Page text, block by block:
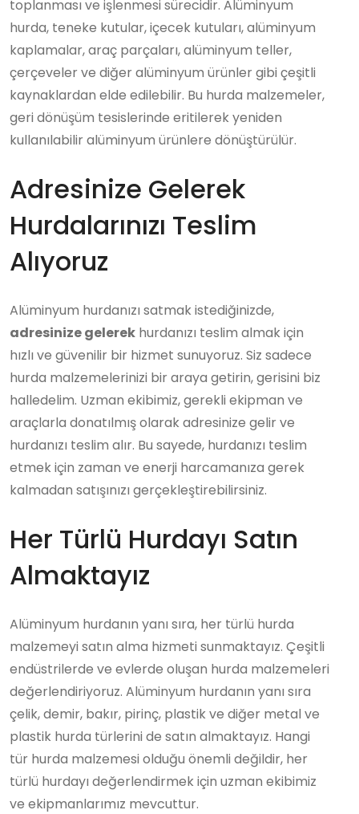
toplanması ve işlenmesi sürecidir. Alüminyum
hurda, teneke kutular, içecek kutuları, alüminyum
kaplamalar, araç parçaları, alüminyum teller,
çerçeveler ve diğer alüminyum ürünler gibi çeşitli
kaynaklardan elde edilebilir. Bu hurda malzemeler,
geri dönüşüm tesislerinde eritilerek yeniden
kullanılabilir alüminyum ürünlere dönüştürülür.
Adresinize Gelerek
Hurdalarınızı Teslim
Alıyoruz
Alüminyum hurdanızı satmak istediğinizde,
adresinize gelerek hurdanızı teslim almak için
hızlı ve güvenilir bir hizmet sunuyoruz. Siz sadece
hurda malzemelerinizi bir araya getirin, gerisini biz
halledelim. Uzman ekibimiz, gerekli ekipman ve
araçlarla donatılmış olarak adresinize gelir ve
hurdanızı teslim alır. Bu sayede, hurdanızı teslim
etmek için zaman ve enerji harcamanıza gerek
kalmadan satışınızı gerçekleştirebilirsiniz.
Her Türlü Hurdayı Satın
Almaktayız
Alüminyum hurdanın yanı sıra, her türlü hurda
malzemeyi satın alma hizmeti sunmaktayız. Çeşitli
endüstrilerde ve evlerde oluşan hurda malzemeleri
değerlendiriyoruz. Alüminyum hurdanın yanı sıra
çelik, demir, bakır, pirinç, plastik ve diğer metal ve
plastik hurda türlerini de satın almaktayız. Hangi
tür hurda malzemesi olduğu önemli değildir, her
türlü hurdayı değerlendirmek için uzman ekibimiz
ve ekipmanlarımız mevcuttur.